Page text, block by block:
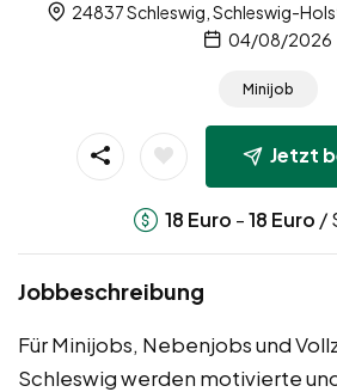
24837 Schleswig, Schleswig-
04/08/2026
Minijob
Jetzt
18 Euro -18 Euro /
Jobbeschreibung
Für Minijobs, Nebenjobs und
Schleswig werden motivierte